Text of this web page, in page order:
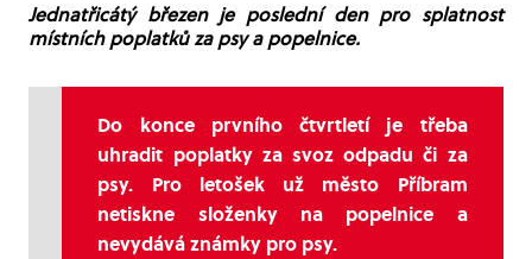
Jednatřicátý březen je poslední den pro splatnost
místních poplatků za psy a popelnice.
Do konce prvního čtvrtletí je třeba
uhradit poplatky za svoz odpadu či za
psy. Pro letošek už město Příbram
netiskne složenky na popelnice a
nevydává známky pro psy.